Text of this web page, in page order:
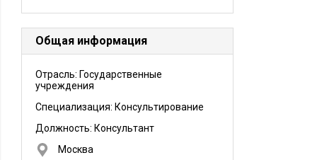
Общая информация
Отрасль: Государственные
учреждения
Специализация: Консультирование
Должность: Консультант
Москва